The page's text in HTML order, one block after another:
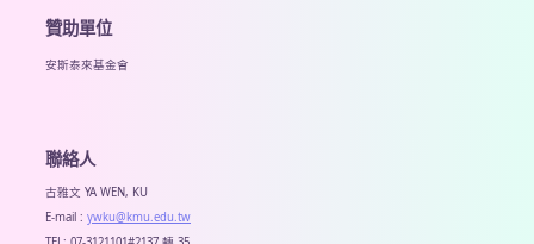
贊助單位
安斯泰來基金會
聯絡人
古雅文 YA WEN, KU
E-mail : ywku@kmu.edu.tw